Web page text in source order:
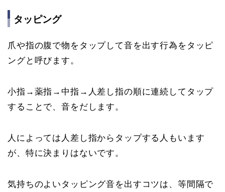
タッピング
爪や指の腹で物をタップして音を出す行為をタッピ
ングと呼びます。
小指→薬指→中指→人差し指の順に連続してタップ
することで、音をだします。
人によっては人差し指からタップする人もいます
が、特に決まりはないです。
気持ちのよいタッピング音を出すコツは、等間隔で